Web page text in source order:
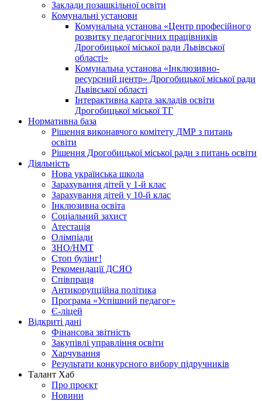
Заклади позашкільної освіти
Комунальні установи
Комунальна установа «Центр професійного
розвитку педагогічних працівників
Дрогобицької міської ради Львівської
області»
Комунальна установа «Інклюзивно-
ресурсний центр» Дрогобицької міської ради
Львівської області
Інтерактивна карта закладів освіти
Дрогобицької міської ТГ
Нормативна база
Рішення виконавчого комітету ДМР з питань
освіти
Рішення Дрогобицької міської ради з питань освіти
Діяльність
Нова українська школа
Зарахування дітей у 1-й клас
Зарахування дітей у 10-й клас
Інклюзивна освіта
Соціальний захист
Атестація
Олімпіади
ЗНО/НМТ
Стоп булінг!
Рекомендації ДСЯО
Співпраця
Антикорупційна політика
Програма «Успішний педагог»
Є-ліцей
Відкриті дані
Фінансова звітність
Закупівлі управління освіти
Харчування
Результати конкурсного вибору підручників
Талант Хаб
Про проєкт
Новини